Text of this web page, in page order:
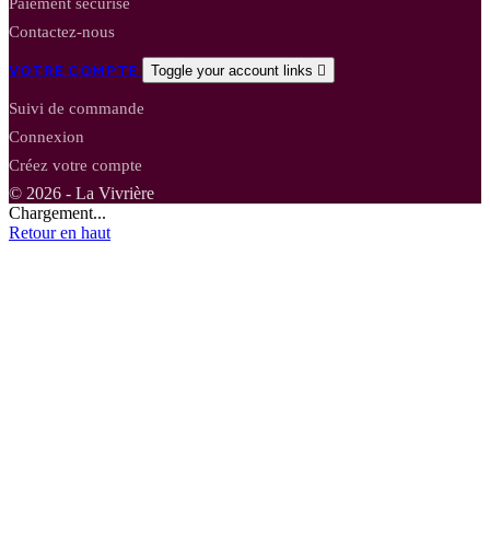
Paiement sécurisé
Contactez-nous
VOTRE COMPTE Toggle your account links 
Suivi de commande
Connexion
Créez votre compte
© 2026 - La Vivrière
Chargement...
Retour en haut